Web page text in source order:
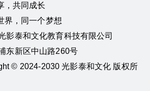
，共同成长
界，同一个梦想
影泰和文化教育科技有限公司
东新区中山路260号
© 2024-2030 光影泰和文化 版权所